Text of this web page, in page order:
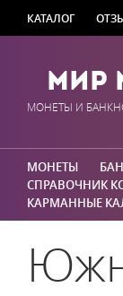
КАТАЛОГ
Мир
МОНЕТЫ И
МОНЕТЫ
СПРАВОЧНИК
КАРМАННЫЕ